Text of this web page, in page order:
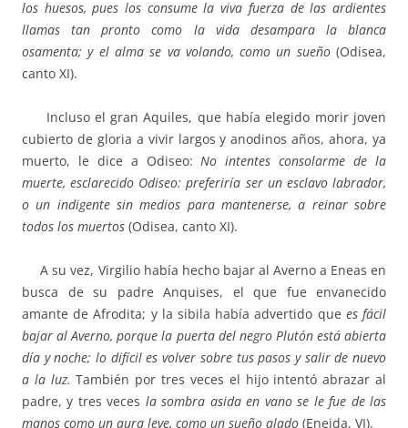
los huesos, pues los consume la viva fuerza de las ardientes
llamas tan pronto como la vida desampara la blanca
osamenta; y el alma se va volando, como un sueño(Odisea,
canto XI).
Incluso el gran Aquiles, que había elegido morir joven
cubierto de gloria a vivir largos y anodinos años, ahora, ya
muerto, le dice a Odiseo:No intentes consolarme de la
muerte, esclarecido Odiseo: preferiría ser un esclavo labrador,
o un indigente sin medios para mantenerse, a reinar sobre
todos los muertos (Odisea, canto XI).
A su vez, Virgilio había hecho bajar al Averno a Eneas en
busca de su padre Anquises, el que fue envanecido
amante de Afrodita; y la sibila había advertido que es fácil
bajar al Averno, porque la puerta del negro Plutón está abierta
día y noche; lo difícil es volver sobre tus pasos y salir de nuevo
a la luz. También por tres veces el hijo intentó abrazar al
padre, y tres veces la sombra asida en vano se le fue de las
manos como un aura leve, como un sueño alado (Eneida, VI).